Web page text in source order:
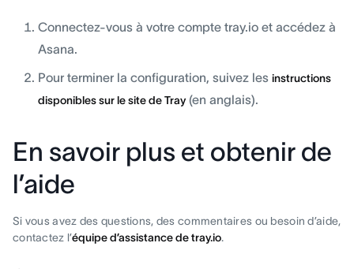
Connectez-vous à votre compte tray.io et accédez à
Asana.
Pour terminer la configuration, suivez les instructions
disponibles sur le site de Tray (en anglais).
En savoir plus et obtenir de
l’aide
Si vous avez des questions, des commentaires ou besoin d’aide,
contactez l’équipe d’assistance de tray.io.